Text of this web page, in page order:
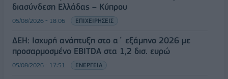
διασύνδεση Ελλάδας – Κύπρου
05/08/2026 - 18:06 ΕΠΙΧΕΙΡΗΣΕΙΣ
ΔΕΗ: Ισχυρή ανάπτυξη στο α΄ εξάμηνο 2026 με
προσαρμοσμένο EBITDA στα 1,2 δισ. ευρώ
05/08/2026 - 17:51 ΕΝΕΡΓΕΙΑ